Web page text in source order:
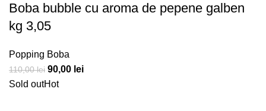
Boba bubble cu aroma de pepene galben
kg 3,05
Popping Boba
110,00lei Prețul
inițial
90,00 leiPrețul
Sold outHot